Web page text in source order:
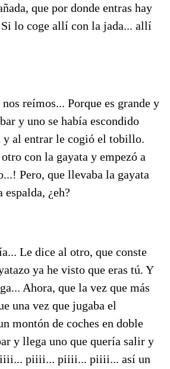
que por donde entras hay
lo coge allí con la jada... allí
reímos... Porque es grande y
y uno se había escondido
y al entrar le cogió el tobillo.
con la gayata y empezó a
Pero, que llevaba la gayata
espalda, ¿eh?
Le dice al otro, que conste
ya he visto que eras tú. Y
Ahora, que la vez que más
una vez que jugaba el
montón de coches en doble
y llega uno que quería salir y
piiii... piiii... piiii... así un